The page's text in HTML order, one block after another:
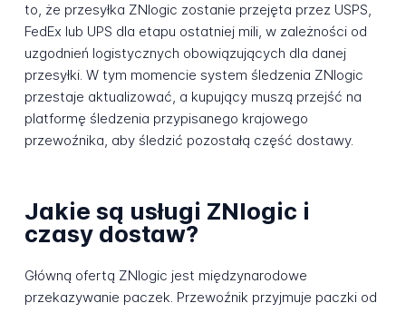
to, że przesyłka ZNlogic zostanie przejęta przez USPS,
FedEx lub UPS dla etapu ostatniej mili, w zależności od
uzgodnień logistycznych obowiązujących dla danej
przesyłki. W tym momencie system śledzenia ZNlogic
przestaje aktualizować, a kupujący muszą przejść na
platformę śledzenia przypisanego krajowego
przewoźnika, aby śledzić pozostałą część dostawy.
Jakie są usługi ZNlogic i
czasy dostaw?
Główną ofertą ZNlogic jest międzynarodowe
przekazywanie paczek. Przewoźnik przyjmuje paczki od